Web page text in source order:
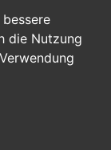
die Nutzung